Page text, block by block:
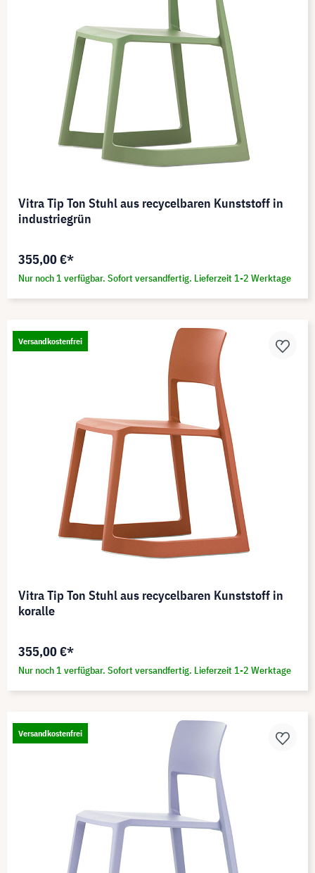
Vitra Tip Ton Stuhl aus recycelbaren Kunststoff in
industriegrün
355,00 €*
Nur noch 1 verfügbar. Sofort versandfertig. Lieferzeit 1-2 Werktage
Versandkostenfrei
Vitra Tip Ton Stuhl aus recycelbaren Kunststoff in
koralle
355,00 €*
Nur noch 1 verfügbar. Sofort versandfertig. Lieferzeit 1-2 Werktage
Versandkostenfrei